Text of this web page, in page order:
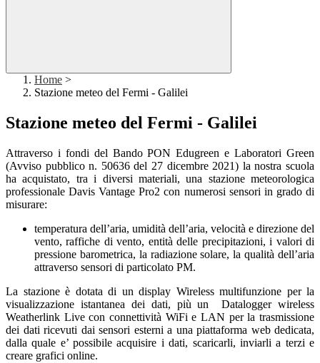
Home >
Stazione meteo del Fermi - Galilei
Stazione meteo del Fermi - Galilei
Attraverso i fondi del Bando PON Edugreen e Laboratori Green
(Avviso pubblico n. 50636 del 27 dicembre 2021) la nostra scuola
ha acquistato, tra i diversi materiali, una stazione meteorologica
professionale Davis Vantage Pro2 con numerosi sensori in grado di
misurare:
temperatura dell’aria, umidità dell’aria, velocità e direzione del
vento, raffiche di vento, entità delle precipitazioni, i valori di
pressione barometrica, la radiazione solare, la qualità dell’aria
attraverso sensori di particolato PM.
La stazione è dotata di un display Wireless multifunzione per la
visualizzazione istantanea dei dati, più un Datalogger wireless
Weatherlink Live con connettività WiFi e LAN per la trasmissione
dei dati ricevuti dai sensori esterni a una piattaforma web dedicata,
dalla quale e’ possibile acquisire i dati, scaricarli, inviarli a terzi e
creare grafici online.